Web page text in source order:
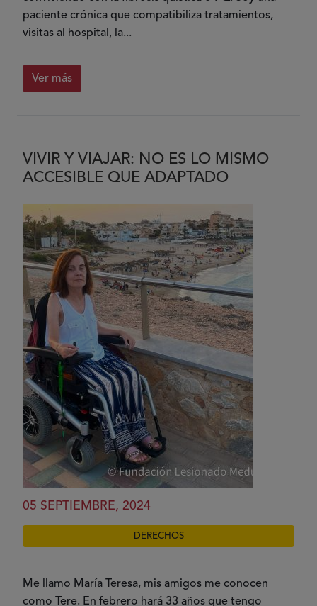
paciente crónica que compatibiliza tratamientos,
visitas al hospital, la...
Ver más
VIVIR Y VIAJAR: NO ES LO MISMO
ACCESIBLE QUE ADAPTADO
05 SEPTIEMBRE, 2024
DERECHOS
Me llamo María Teresa, mis amigos me conocen
como Tere. En febrero hará 33 años que tengo